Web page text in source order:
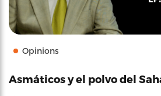
Opinions
Asmáticos y el polvo del